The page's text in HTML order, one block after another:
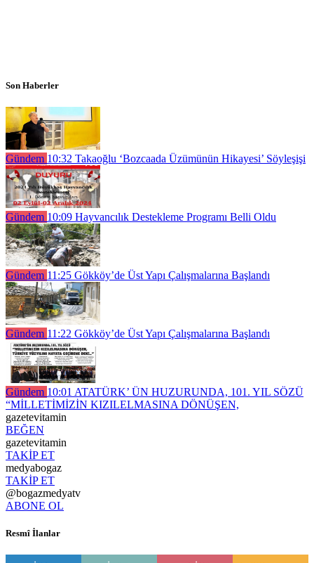
Son Haberler
Gündem 10:32 Takaoğlu ‘Bozcaada Üzümünün Hikayesi’ Söyleşişi
Gündem 10:09 Hayvancılık Destekleme Programı Belli Oldu
Gündem 11:25 Gökköy’de Üst Yapı Çalışmalarına Başlandı
Gündem 11:22 Gökköy’de Üst Yapı Çalışmalarına Başlandı
Gündem 10:01 ATATÜRK’ ÜN HUZURUNDA, 101. YIL SÖZÜ
“MİLLETİMİZİN KIZILELMASINA DÖNÜŞEN,
gazetevitamin
BEĞEN
gazetevitamin
TAKİP ET
medyabogaz
TAKİP ET
@bogazmedyatv
ABONE OL
Resmî İlanlar